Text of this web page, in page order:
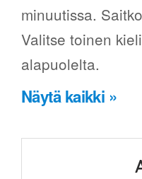
minuutissa.
Valitse toinen
alapuolelta.
Näytä kaikki »